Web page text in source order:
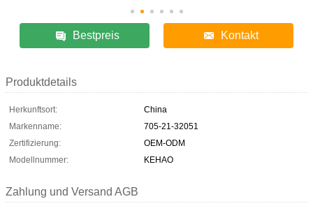
Bestpreis Kontakt
Produktdetails
Herkunftsort:
China
Markenname:
705-21-32051
Zertifizierung:
OEM-ODM
Modellnummer:
KEHAO
Zahlung und Versand AGB